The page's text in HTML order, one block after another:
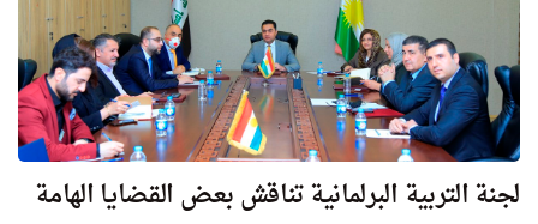
لجنة التربية البرلمانية تناقش بعض القضايا الهامة